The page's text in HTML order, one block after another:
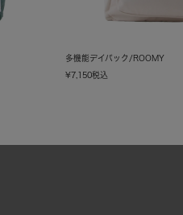
多機能デイパック/ROOMY
¥7,150税込